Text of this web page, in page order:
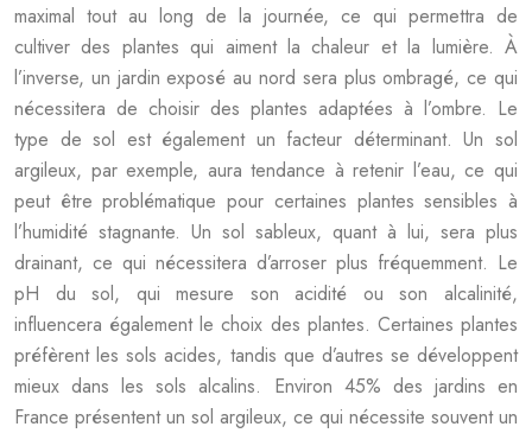
maximal tout au long de la journée, ce qui permettra de
cultiver des plantes qui aiment la chaleur et la lumière. À
l’inverse, un jardin exposé au nord sera plus ombragé, ce qui
nécessitera de choisir des plantes adaptées à l’ombre. Le
type de sol est également un facteur déterminant. Un sol
argileux, par exemple, aura tendance à retenir l’eau, ce qui
peut être problématique pour certaines plantes sensibles à
l’humidité stagnante. Un sol sableux, quant à lui, sera plus
drainant, ce qui nécessitera d’arroser plus fréquemment. Le
pH du sol, qui mesure son acidité ou son alcalinité,
influencera également le choix des plantes. Certaines plantes
préfèrent les sols acides, tandis que d’autres se développent
mieux dans les sols alcalins. Environ 45% des jardins en
France présentent un sol argileux, ce qui nécessite souvent un